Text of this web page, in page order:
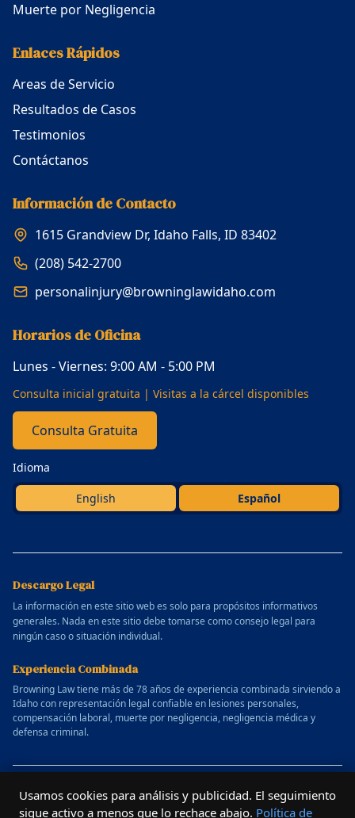
Muerte por Negligencia
Enlaces Rápidos
Areas de Servicio
Resultados de Casos
Testimonios
Contáctanos
Información de Contacto
1615 Grandview Dr, Idaho Falls, ID 83402
(208) 542-2700
personalinjury@browninglawidaho.com
Horarios de Oficina
Lunes - Viernes: 9:00 AM - 5:00 PM
Consulta inicial gratuita | Visitas a la cárcel disponibles
Consulta Gratuita
Idioma
English Español
Descargo Legal
La información en este sitio web es solo para propósitos informativos
generales. Nada en este sitio debe tomarse como consejo legal para
ningún caso o situación individual.
Experiencia Combinada
Browning Law tiene más de 78 años de experiencia combinada sirviendo a
Idaho con representación legal confiable en lesiones personales,
compensación laboral, muerte por negligencia, negligencia médica y
defensa criminal.
© 2025 Bufete de Abogados Allen Browning. Todos los derechos
reservados.
Usamos cookies para análisis y publicidad. El seguimiento
sigue activo a menos que lo rechace abajo. Política de